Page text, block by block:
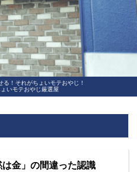
る！それがちょいモテおやじ！
いモテおやじ厳選屋
は金」の間違った認識